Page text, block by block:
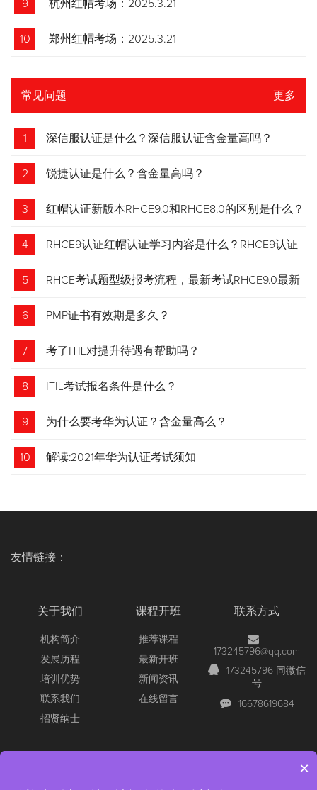
9 杭州红帽考场：2025.3.21
10 郑州红帽考场：2025.3.21
常见问题 更多
1 深信服认证是什么？深信服认证含金量高吗？
2 锐捷认证是什么？含金量高吗？
3 红帽认证新版本RHCE9.0和RHCE8.0的区别是什么？
4 RHCE9认证红帽认证学习内容是什么？RHCE9认证
介绍
5 RHCE考试题型级报考流程，最新考试RHCE9.0最新
考试 变化请悉知
6 PMP证书有效期是多久？
7 考了ITIL对提升待遇有帮助吗？
8 ITIL考试报名条件是什么？
9 为什么要考华为认证？含金量高么？
10 解读:2021年华为认证考试须知
友情链接：
关于我们
机构简介
发展历程
培训优势
联系我们
招贤纳士
课程开班
推荐课程
最新开班
新闻资讯
在线留言
联系方式
173245796@qq.com
173245796 同微信
号
16678619684
×